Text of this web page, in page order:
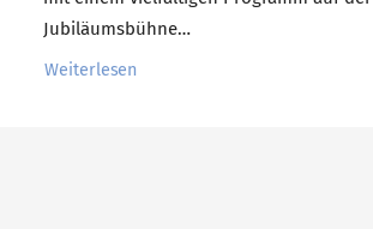
Jubiläumsbühne…
Weiterlesen